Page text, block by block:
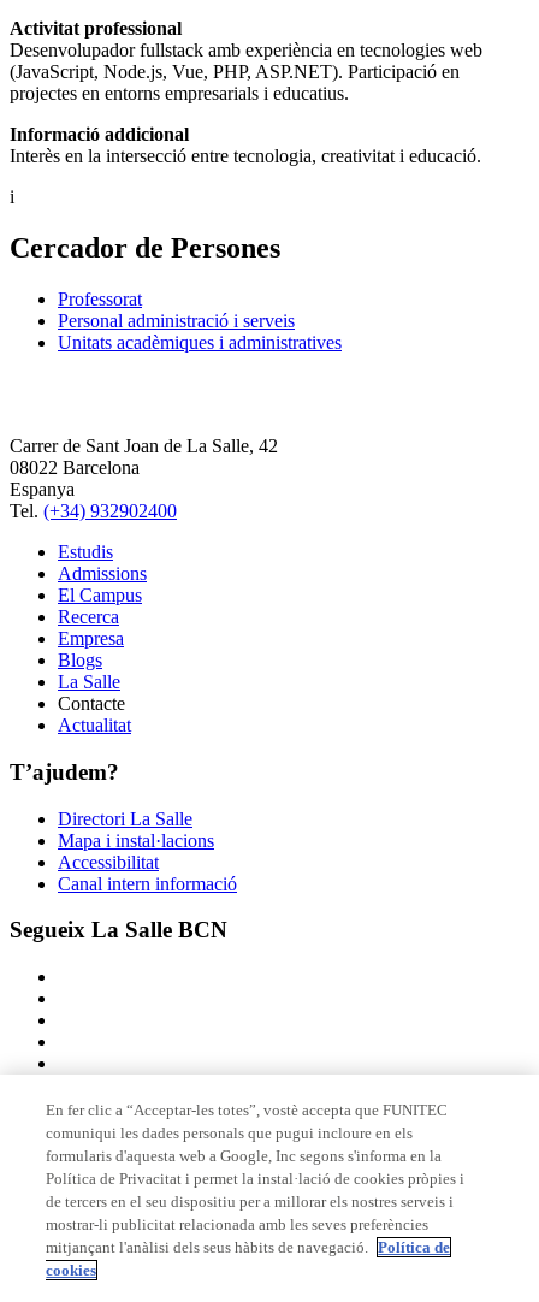
Activitat professional
Desenvolupador fullstack amb experiència en tecnologies web
(JavaScript, Node.js, Vue, PHP, ASP.NET). Participació en
projectes en entorns empresarials i educatius.
Informació addicional
Interès en la intersecció entre tecnologia, creativitat i educació.
i
Cercador de Persones
Professorat
Personal administració i serveis
Unitats acadèmiques i administratives
Carrer de Sant Joan de La Salle, 42
08022 Barcelona
Espanya
Tel. (+34) 932902400
Estudis
Admissions
El Campus
Recerca
Empresa
Blogs
La Salle
Contacte
Actualitat
T’ajudem?
Directori La Salle
Mapa i instal·lacions
Accessibilitat
Canal intern informació
Segueix La Salle BCN
Membre de
Acreditacions
En fer clic a “Acceptar-les totes”, vostè accepta que FUNITEC
comuniqui les dades personals que pugui incloure en els
formularis d'aquesta web a Google, Inc segons s'informa en la
Política de Privacitat i permet la instal·lació de cookies pròpies i
de tercers en el seu dispositiu per a millorar els nostres serveis i
mostrar-li publicitat relacionada amb les seves preferències
mitjançant l'anàlisi dels seus hàbits de navegació. Política de
cookies